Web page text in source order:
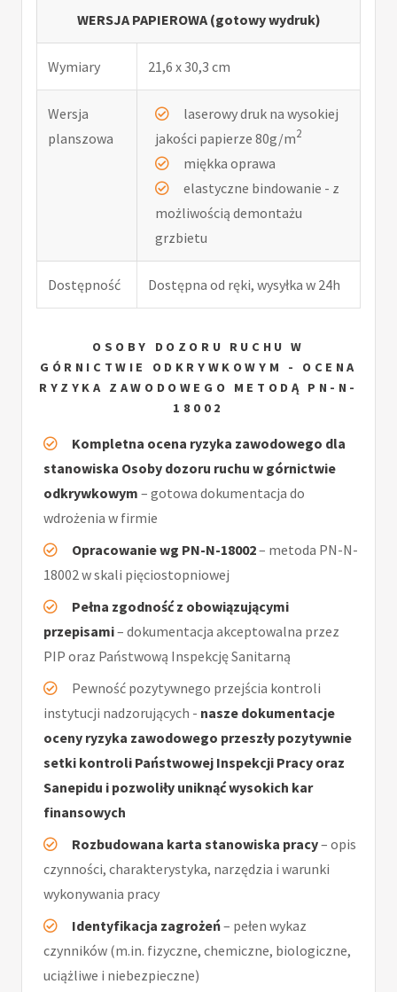
WERSJA PAPIEROWA (gotowy wydruk)
Wymiary 21,6 x 30,3 cm
Wersja
planszowa
laserowy druk na wysokiej
jakości papierze 80g/m2
miękka oprawa
elastyczne bindowanie - z
możliwością demontażu
grzbietu
Dostępność Dostępna od ręki, wysyłka w 24h
OSOBY DOZORU RUCHU W
GÓRNICTWIE ODKRYWKOWYM - OCENA
RYZYKA ZAWODOWEGO METODĄ PN-N-
18002
Kompletna ocena ryzyka zawodowego dla
stanowiska Osoby dozoru ruchu w górnictwie
odkrywkowym – gotowa dokumentacja do
wdrożenia w firmie
Opracowanie wg PN-N-18002– metoda PN-N-
18002 w skali pięciostopniowej
Pełna zgodność z obowiązującymi
przepisami– dokumentacja akceptowalna przez
PIP oraz Państwową Inspekcję Sanitarną
Pewność pozytywnego przejścia kontroli
instytucji nadzorujących - nasze dokumentacje
oceny ryzyka zawodowego przeszły pozytywnie
setki kontroli Państwowej Inspekcji Pracy oraz
Sanepidu i pozwoliły uniknąć wysokich kar
finansowych
Rozbudowana karta stanowiska pracy– opis
czynności, charakterystyka, narzędzia i warunki
wykonywania pracy
Identyfikacja zagrożeń– pełen wykaz
czynników (m.in. fizyczne, chemiczne, biologiczne,
uciążliwe i niebezpieczne)